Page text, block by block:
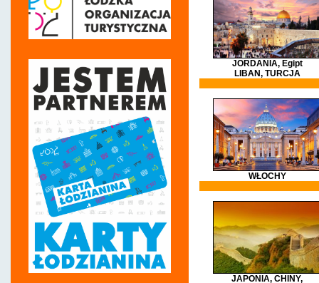
JORDANIA, Egipt
LIBAN, TURCJA
WŁOCHY
JAPONIA, CHINY,